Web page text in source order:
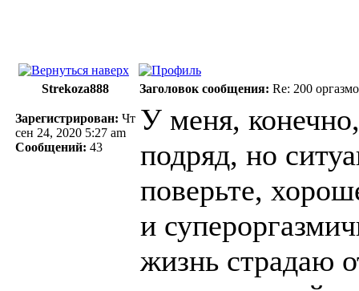
Strekoza888 Заголовок сообщения: Re: 200
Зарегистрирован: Чт
сен 24, 2020 5:27 am
Сообщений: 43
У меня,
подряд, но
поверьте,
и
жизнь страдаю